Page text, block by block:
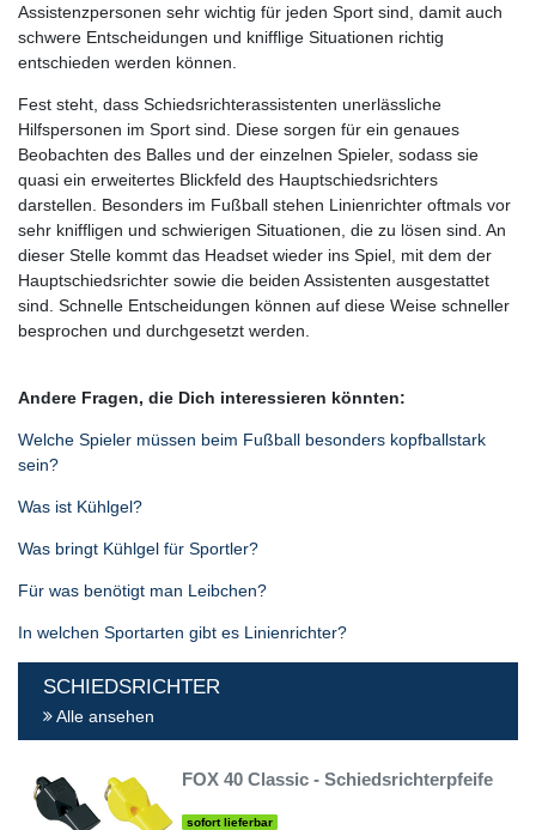
Assistenzpersonen sehr wichtig für jeden Sport sind, damit auch
schwere Entscheidungen und knifflige Situationen richtig
entschieden werden können.
Fest steht, dass Schiedsrichterassistenten unerlässliche
Hilfspersonen im Sport sind. Diese sorgen für ein genaues
Beobachten des Balles und der einzelnen Spieler, sodass sie
quasi ein erweitertes Blickfeld des Hauptschiedsrichters
darstellen. Besonders im Fußball stehen Linienrichter oftmals vor
sehr kniffligen und schwierigen Situationen, die zu lösen sind. An
dieser Stelle kommt das Headset wieder ins Spiel, mit dem der
Hauptschiedsrichter sowie die beiden Assistenten ausgestattet
sind. Schnelle Entscheidungen können auf diese Weise schneller
besprochen und durchgesetzt werden.
Andere Fragen, die Dich interessieren könnten:
Welche Spieler müssen beim Fußball besonders kopfballstark
sein?
Was ist Kühlgel?
Was bringt Kühlgel für Sportler?
Für was benötigt man Leibchen?
In welchen Sportarten gibt es Linienrichter?
SCHIEDSRICHTER
Alle ansehen
FOX 40 Classic - Schiedsrichterpfeife
sofort lieferbar